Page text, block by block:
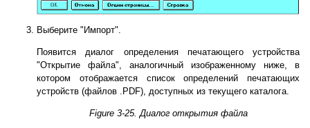
Выберите "Импорт".
Появится диалог определения печатающего устройства
"Открытие файла", аналогичный изображенному ниже, в
котором отображается список определений печатающих
устройств (файлов .PDF), доступных из текущего каталога.
Figure 3-25. Диалог открытия файла